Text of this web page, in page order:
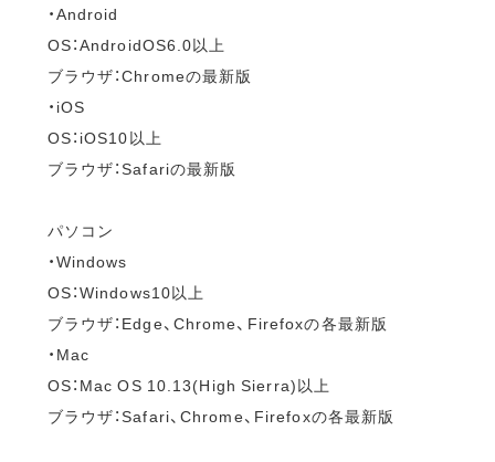
・Android
OS：AndroidOS6.0以上
ブラウザ：Chromeの最新版
・iOS
OS：iOS10以上
ブラウザ：Safariの最新版
パソコン
・Windows
OS：Windows10以上
ブラウザ：Edge、Chrome、Firefoxの各最新版
・Mac
OS：Mac OS 10.13(High Sierra)以上
ブラウザ：Safari、Chrome、Firefoxの各最新版